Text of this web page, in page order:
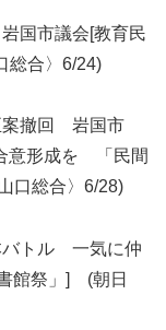
国市議会[教育民
総合〉6/24)
案撤回 岩国市
意形成を 「民間
口総合〉6/28)
バトル 一気に仲
館祭」] (朝日